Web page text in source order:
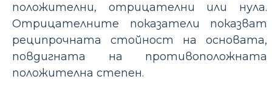
положителни, отрицателни или нула.
Отрицателните показатели показват
реципрочната стойност на основата,
повдигната на противоположната
положителна степен.